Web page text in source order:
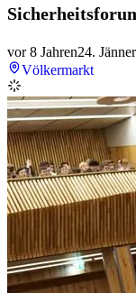
vor 8 Jahren24.
Völkermarkt